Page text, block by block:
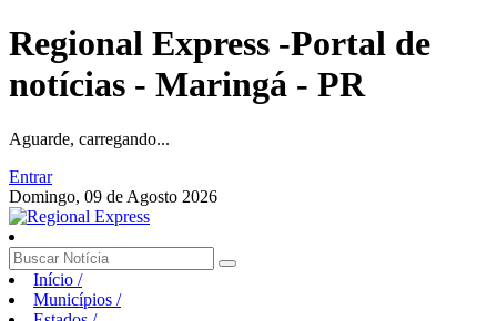
Regional Express -Portal de
notícias - Maringá - PR
Aguarde, carregando...
Entrar
Domingo, 09 de Agosto 2026
Início /
Municípios /